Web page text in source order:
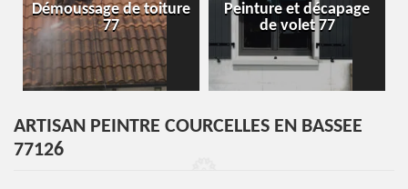
Démoussage de toiture
77
Peinture et décapage
de volet 77
ARTISAN PEINTRE COURCELLES EN BASSEE
77126